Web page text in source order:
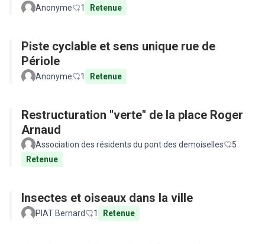
Anonyme 1 Retenue
Piste cyclable et sens unique rue de
Périole
Anonyme 1 Retenue
Restructuration "verte" de la place Roger
Arnaud
Association des résidents du pont des demoiselles
5
Retenue
Insectes et oiseaux dans la ville
PIAT Bernard 1 Retenue